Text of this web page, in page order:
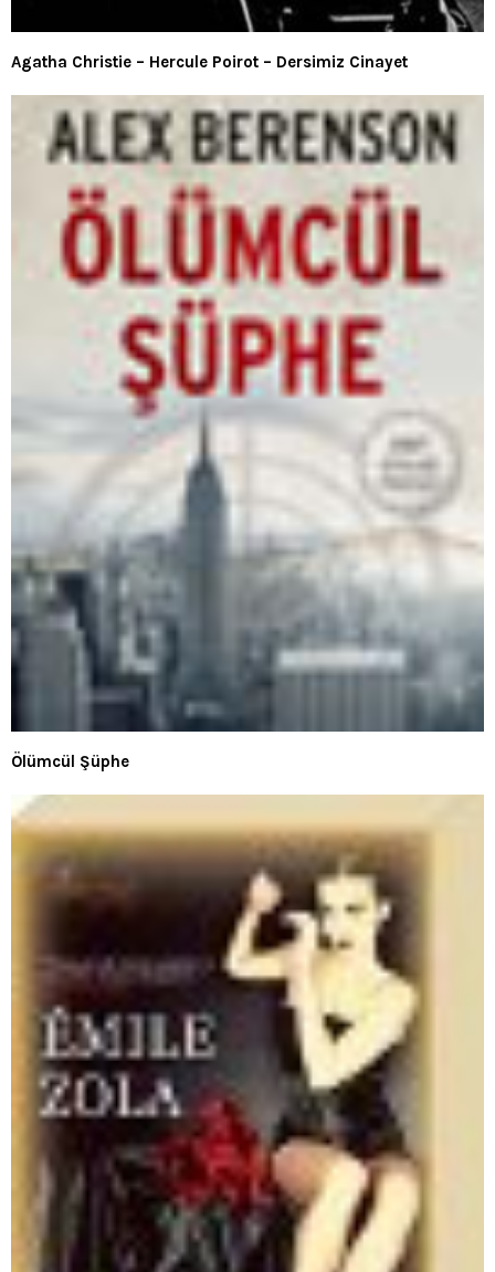
Agatha Christie – Hercule Poirot – Dersimiz Cinayet
Ölümcül Şüphe